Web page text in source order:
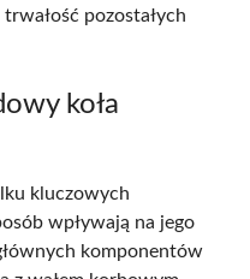
pozostałych
koła
kluczowych
wpływają na jego
komponentów